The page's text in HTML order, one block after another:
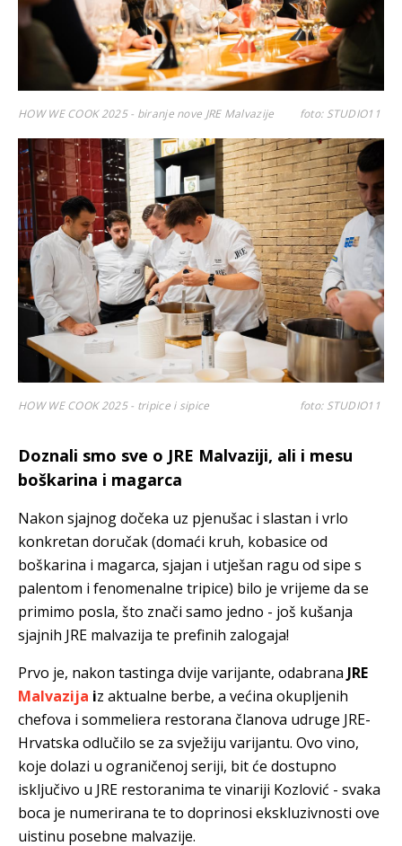
HOW WE COOK 2025 - biranje nove JRE Malvazije foto: STUDIO11
HOW WE COOK 2025 - tripice i sipice foto: STUDIO11
Doznali smo sve o JRE Malvaziji, ali i mesu
boškarina i magarca
Nakon sjajnog dočeka uz pjenušac i slastan i vrlo
konkretan doručak (domaći kruh, kobasice od
boškarina i magarca, sjajan i utješan ragu od sipe s
palentom i fenomenalne tripice) bilo je vrijeme da se
primimo posla, što znači samo jedno - još kušanja
sjajnih JRE malvazija te prefinih zalogaja!
Prvo je, nakon tastinga dvije varijante, odabrana JRE
Malvazija iz aktualne berbe, a većina okupljenih
chefova i sommeliera restorana članova udruge JRE-
Hrvatska odlučilo se za svježiju varijantu. Ovo vino,
koje dolazi u ograničenoj seriji, bit će dostupno
isključivo u JRE restoranima te vinariji Kozlović - svaka
boca je numerirana te to doprinosi ekskluzivnosti ove
uistinu posebne malvazije.